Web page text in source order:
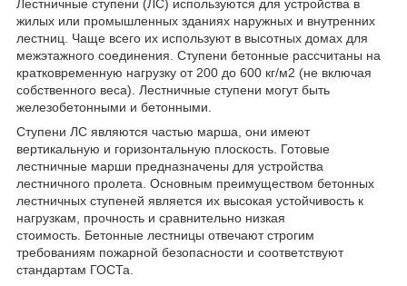
Лестничные ступени (ЛС) используются для устройства в
жилых или промышленных зданиях наружных и внутренних
лестниц. Чаще всего их используют в высотных домах для
межэтажного соединения. Ступени бетонные рассчитаны на
кратковременную нагрузку от 200 до 600 кг/м2 (не включая
собственного веса). Лестничные ступени могут быть
железобетонными и бетонными.
Ступени ЛС являются частью марша, они имеют
вертикальную и горизонтальную плоскость. Готовые
лестничные марши предназначены для устройства
лестничного пролета. Основным преимуществом бетонных
лестничных ступеней является их высокая устойчивость к
нагрузкам, прочность и сравнительно низкая
стоимость. Бетонные лестницы отвечают строгим
требованиям пожарной безопасности и соответствуют
стандартам ГОСТа.